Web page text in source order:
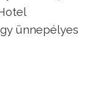
ünnepélyes